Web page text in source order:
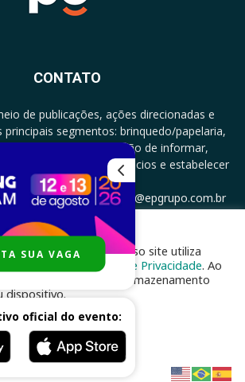
CONTATO
de publicações, ações direcionadas e
segmentos: brinquedo/papelaria,
zero a três com a missão de informar,
encontro de negócios e estabelecer
parcerias.
- atendimento@epgrupo.com.br
SIGA-NOS
pornhsinfo.com.br
e navegação, nosso site utiliza
com a nossa
Política de Privacidade. Ao
você concorda com o armazenamento
dispositivo.
SUA VAGA
oficial do evento: